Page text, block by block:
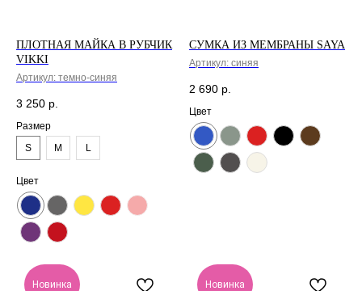
ПЛОТНАЯ МАЙКА В РУБЧИК
VIKKI
Артикул: темно-синяя
3 250 р.
Размер
S
M L
Цвет
СУМКА ИЗ МЕМБРАНЫ SAYA
Артикул: синяя
2 690 р.
Цвет
Новинка Новинка